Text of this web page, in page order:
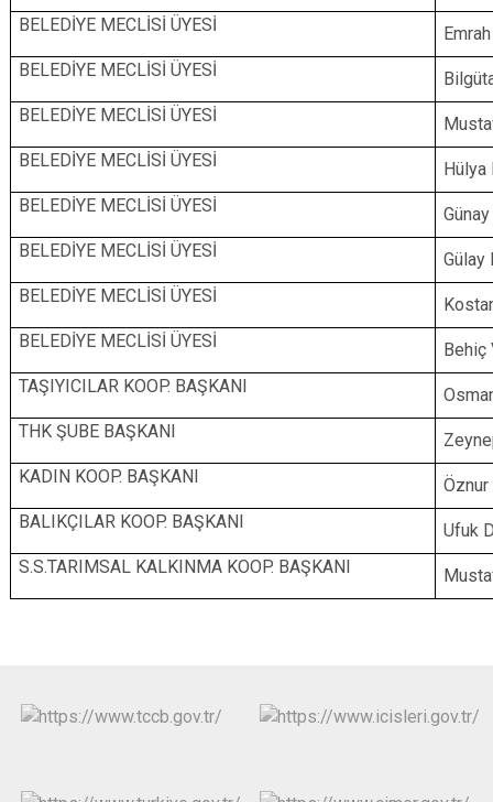
BELEDİYE MECLİSİ ÜYESİ
BELEDİYE MECLİSİ ÜYESİ
BELEDİYE MECLİSİ ÜYESİ
BELEDİYE MECLİSİ ÜYESİ
Hülya
BELEDİYE MECLİSİ ÜYESİ
BELEDİYE MECLİSİ ÜYESİ
Gülay
BELEDİYE MECLİSİ ÜYESİ
BELEDİYE MECLİSİ ÜYESİ
Behiç
TAŞIYICILAR KOOP. BAŞKANI
THK ŞUBE BAŞKANI
KADIN KOOP. BAŞKANI
Öznur
BALIKÇILAR KOOP. BAŞKANI
Ufuk
S.S.TARIMSAL KALKINMA KOOP. BAŞKANI